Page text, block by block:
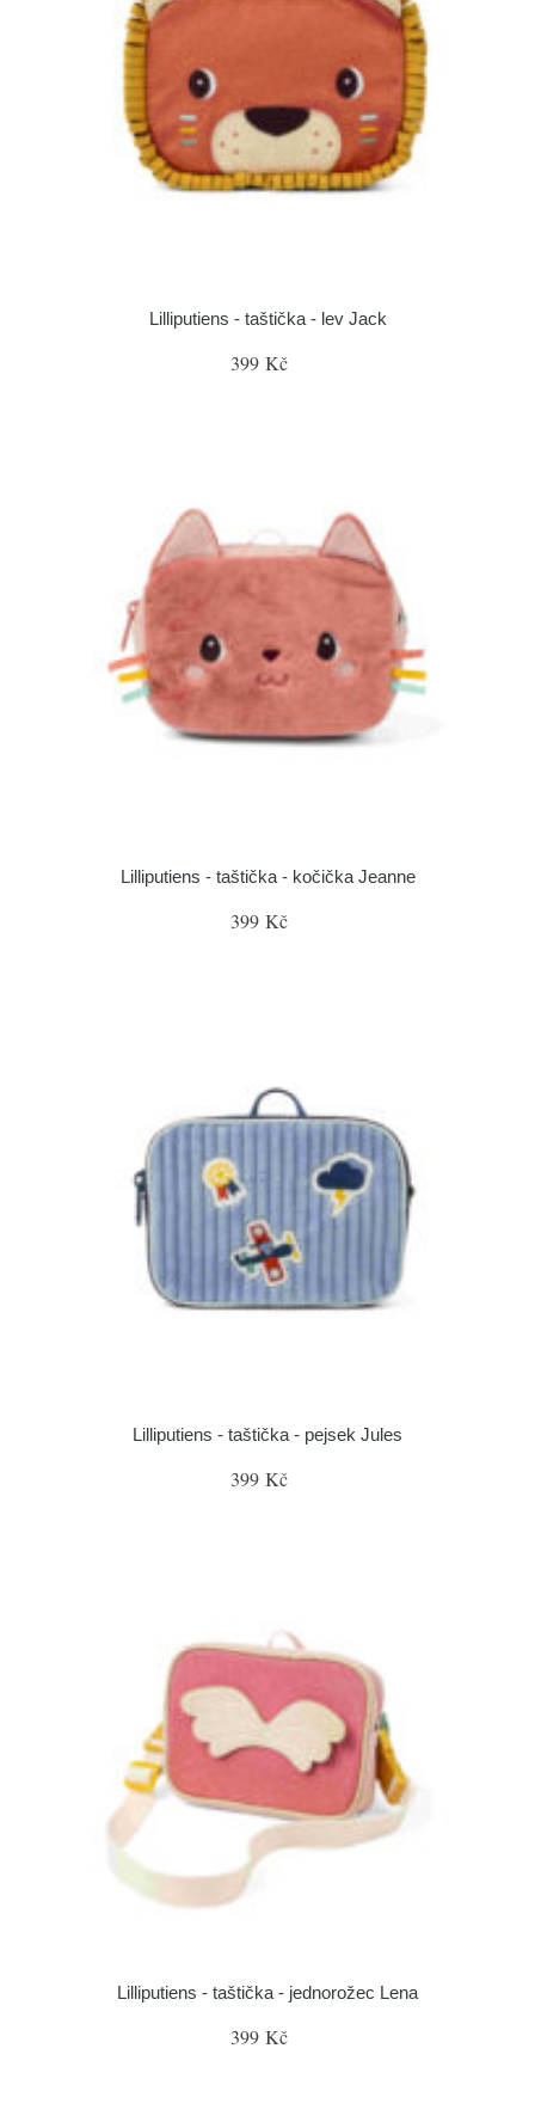
Lilliputiens - taštička - lev Jack
399 Kč
Lilliputiens - taštička - kočička Jeanne
399 Kč
Lilliputiens - taštička - pejsek Jules
399 Kč
Lilliputiens - taštička - jednorožec Lena
399 Kč